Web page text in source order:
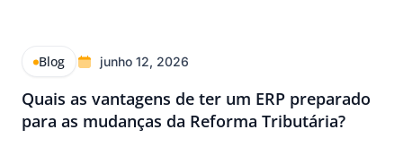
Blog junho 12, 2026
Quais as vantagens de ter um ERP preparado
para as mudanças da Reforma Tributária?